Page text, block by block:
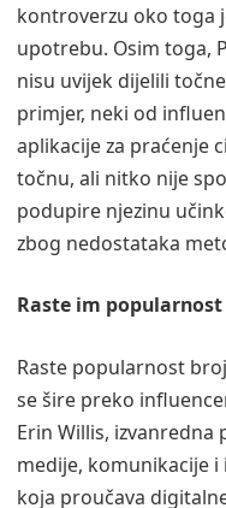
kontroverzu oko toga
upotrebu. Osim toga,
nisu uvijek dijelili
primjer, neki od
aplikacije za praćenje
točnu, ali nitko nije
podupire njezinu
zbog nedostataka
Raste im popularnost
Raste popularnost
se šire preko
Erin Willis, izvanredna
medije, komunikacije
koja proučava